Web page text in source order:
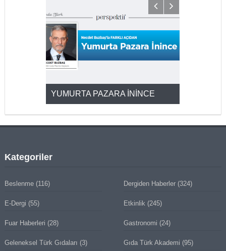
YUMURTA PAZARA İNİNCE
Kategoriler
Beslenme(116) Dergiden Haberler (324)
E-Dergi (55) Etkinlik (245)
Fuar Haberleri (28) Gastronomi (24)
Geleneksel Türk Gıdaları (3) Gıda Türk Akademi (95)